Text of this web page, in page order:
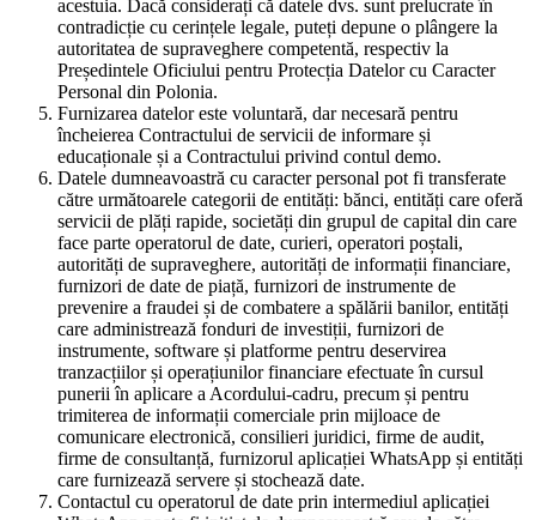
acestuia. Dacă considerați că datele dvs. sunt prelucrate în
contradicție cu cerințele legale, puteți depune o plângere la
autoritatea de supraveghere competentă, respectiv la
Președintele Oficiului pentru Protecția Datelor cu Caracter
Personal din Polonia.
Furnizarea datelor este voluntară, dar necesară pentru
încheierea Contractului de servicii de informare și
educaționale și a Contractului privind contul demo.
Datele dumneavoastră cu caracter personal pot fi transferate
către următoarele categorii de entități: bănci, entități care oferă
servicii de plăți rapide, societăți din grupul de capital din care
face parte operatorul de date, curieri, operatori poștali,
autorități de supraveghere, autorități de informații financiare,
furnizori de date de piață, furnizori de instrumente de
prevenire a fraudei și de combatere a spălării banilor, entități
care administrează fonduri de investiții, furnizori de
instrumente, software și platforme pentru deservirea
tranzacțiilor și operațiunilor financiare efectuate în cursul
punerii în aplicare a Acordului-cadru, precum și pentru
trimiterea de informații comerciale prin mijloace de
comunicare electronică, consilieri juridici, firme de audit,
firme de consultanță, furnizorul aplicației WhatsApp și entități
care furnizează servere și stochează date.
Contactul cu operatorul de date prin intermediul aplicației